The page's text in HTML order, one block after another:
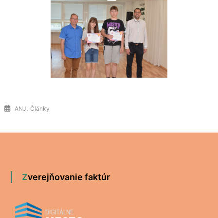
ANJ , Články
Zverejňovanie faktúr